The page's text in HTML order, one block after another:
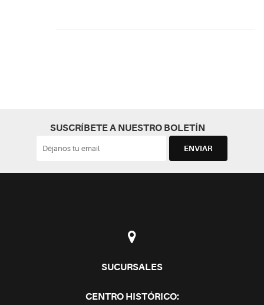
SUSCRÍBETE A NUESTRO BOLETÍN
SUCURSALES
CENTRO HISTÓRICO: